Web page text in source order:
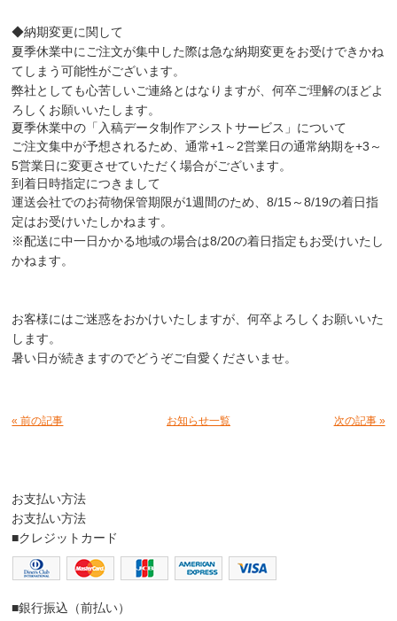
◆納期変更に関して
夏季休業中にご注文が集中した際は急な納期変更をお受けできかね
てしまう可能性がございます。
弊社としても心苦しいご連絡とはなりますが、何卒ご理解のほどよ
ろしくお願いいたします。
夏季休業中の「入稿データ制作アシストサービス」について
ご注文集中が予想されるため、通常+1～2営業日の通常納期を+3～
5営業日に変更させていただく場合がございます。
到着日時指定につきまして
運送会社でのお荷物保管期限が1週間のため、8/15～8/19の着日指
定はお受けいたしかねます。
※配送に中一日かかる地域の場合は8/20の着日指定もお受けいたし
かねます。
お客様にはご迷惑をおかけいたしますが、何卒よろしくお願いいた
します。
暑い日が続きますのでどうぞご自愛くださいませ。
« 前の記事 お知らせ一覧 次の記事 »
お支払い方法
お支払い方法
■クレジットカード
■銀行振込（前払い）